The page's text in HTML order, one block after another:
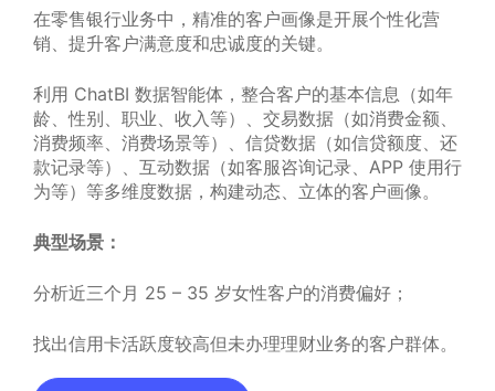
在零售银行业务中，精准的客户画像是开展个性化营
销、提升客户满意度和忠诚度的关键。
利用 ChatBI 数据智能体，整合客户的基本信息（如年
龄、性别、职业、收入等）、交易数据（如消费金额、
消费频率、消费场景等）、信贷数据（如信贷额度、还
款记录等）、互动数据（如客服咨询记录、APP 使用行
为等）等多维度数据，构建动态、立体的客户画像。
典型场景：
分析近三个月 25 – 35 岁女性客户的消费偏好；
找出信用卡活跃度较高但未办理理财业务的客户群体。